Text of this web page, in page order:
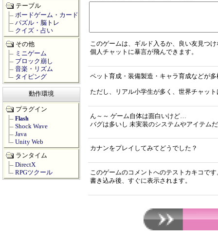
このゲームは、ギルド入るか、良い友見つ
個人チャットに暴言が飛んできます。
ペット育成・装備製造・キャラ育成などが
ただし、リアル小学生が多く、世界チャッ
ん～～ ゲーム自体は面白いけど…
バグは多いし 未実装のシステムやアイテム
カナンをプレイしてみてどうでした？
このゲームのコメントへのテストカキコです
書き込み後、すぐに表示されます。
テーブル
ボードゲーム・カード
パズル・脳トレ
クイズ・占い
その他
ミニゲーム
ブロック崩し
音楽・リズム
タイピング
動作環境
プラグイン
Flash
Shock Wave
Java
Unity Web
ランタイム
DirectX
RPGツクール